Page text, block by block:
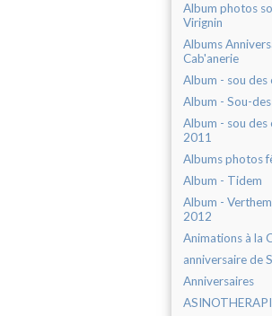
Album photos
Virignin
Albums
Cab'anerie
Album - sou des
Album - Sou-
Album - sou des
2011
Albums photos
Album - Tidem
Album -
2012
Animations à la
anniversaire de
Anniversaires